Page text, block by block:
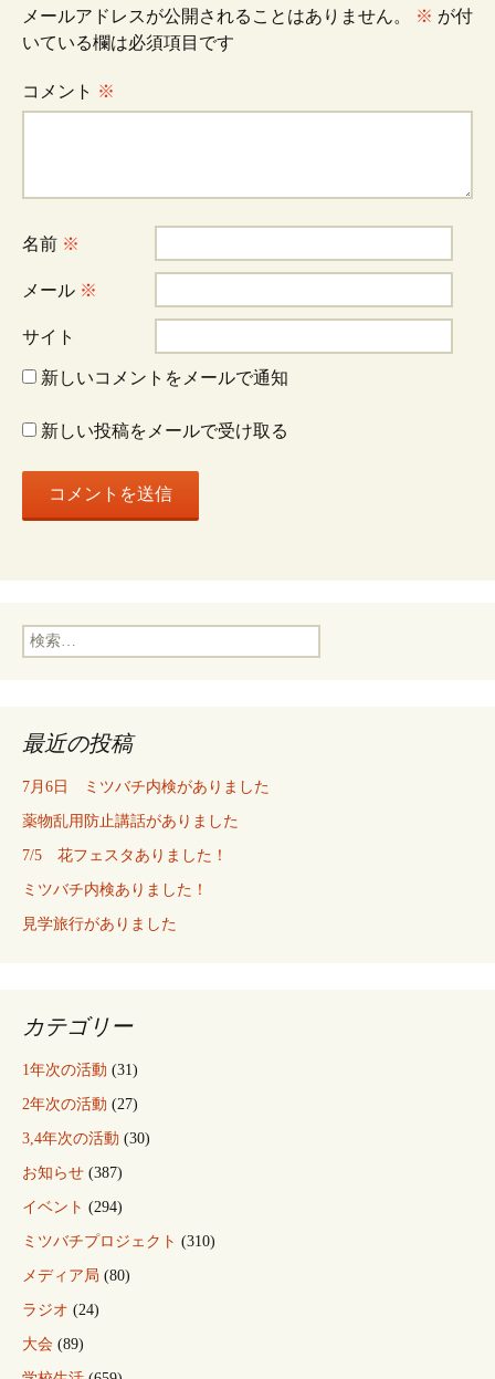
ゲ
ー
シ
ョ
ン
メールアドレスが公開されることはありません。 ※ が付
いている欄は必須項目です
コメント ※
名前 ※
メール ※
サイト
新しいコメントをメールで通知
新しい投稿をメールで受け取る
検
索:
最近の投稿
7月6日 ミツバチ内検がありました
薬物乱用防止講話がありました
7/5 花フェスタありました！
ミツバチ内検ありました！
見学旅行がありました
カテゴリー
1年次の活動 (31)
2年次の活動 (27)
3,4年次の活動 (30)
お知らせ (387)
イベント (294)
ミツバチプロジェクト (310)
メディア局 (80)
ラジオ (24)
大会 (89)